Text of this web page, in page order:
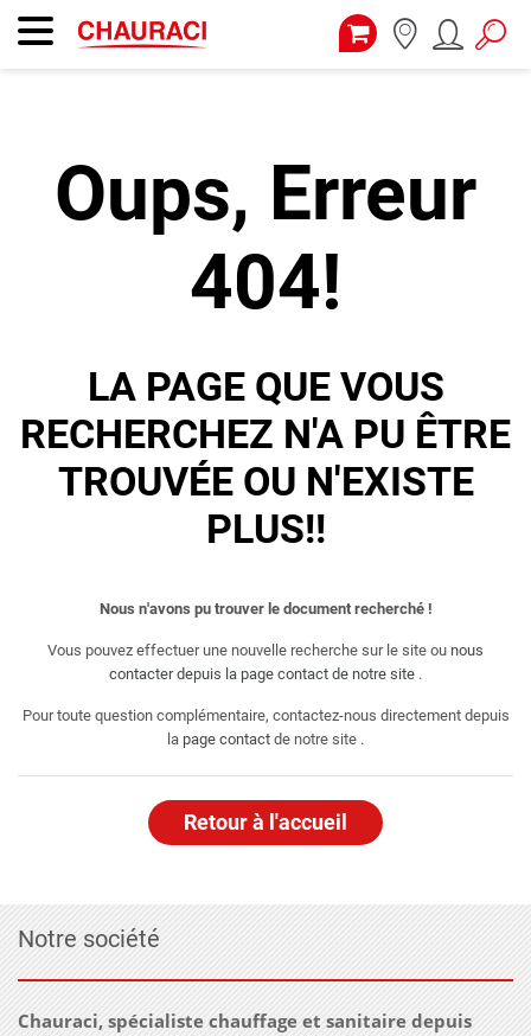
Oups, Erreur
404!
LA PAGE QUE VOUS
RECHERCHEZ N'A PU ÊTRE
TROUVÉE OU N'EXISTE
PLUS!!
Nous n'avons pu trouver le document recherché !
Vous pouvez effectuer une nouvelle recherche sur le site ou nous
contacter depuis la page contact de notre site .
Pour toute question complémentaire, contactez-nous directement depuis
la page contact de notre site .
Retour à l'accueil
Notre société
Chauraci, spécialiste chauffage et sanitaire depuis